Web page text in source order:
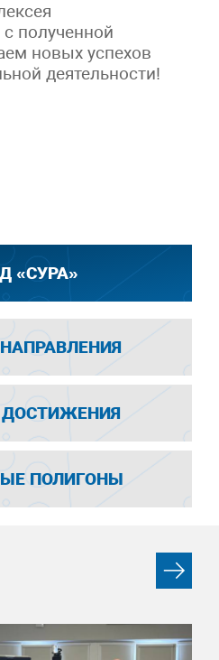
полученной
новых успехов
деятельности!
«СУРА»
ПОЛИГОНЫ